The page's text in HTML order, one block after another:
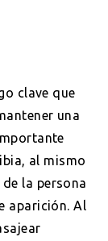
clave que
una
al mismo
la persona
aparición. Al